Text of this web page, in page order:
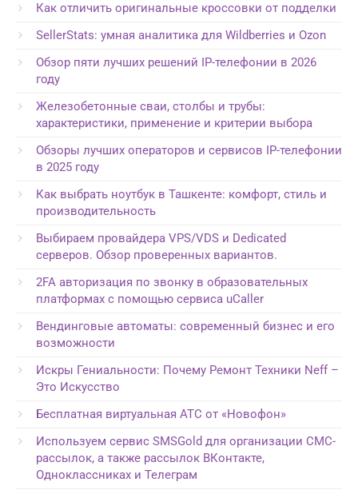
Как отличить оригинальные кроссовки от подделки
SellerStats: умная аналитика для Wildberries и Ozon
Обзор пяти лучших решений IP-телефонии в 2026
году
Железобетонные сваи, столбы и трубы:
характеристики, применение и критерии выбора
Обзоры лучших операторов и сервисов IP-телефонии
в 2025 году
Как выбрать ноутбук в Ташкенте: комфорт, стиль и
производительность
Выбираем провайдера VPS/VDS и Dedicated
серверов. Обзор проверенных вариантов.
2FA авторизация по звонку в образовательных
платформах с помощью сервиса uCaller
Вендинговые автоматы: современный бизнес и его
возможности
Искры Гениальности: Почему Ремонт Техники Neff –
Это Искусство
Бесплатная виртуальная АТС от «Новофон»
Используем сервис SMSGold для организации СМС-
рассылок, а также рассылок ВКонтакте,
Одноклассниках и Телеграм